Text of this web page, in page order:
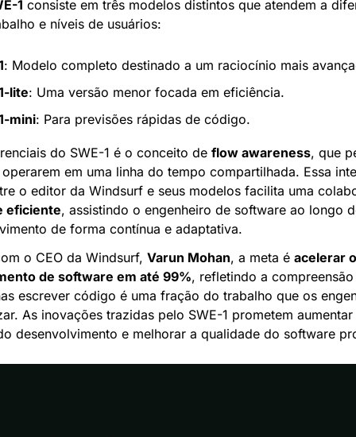
1 consiste em três modelos distintos que atendem a
e níveis de usuários:
: Modelo completo destinado a um raciocínio mais
lite: Uma versão menor focada em eficiência.
mini: Para previsões rápidas de código.
do SWE-1 é o conceito de flow awareness, que
em uma linha do tempo compartilhada. Essa
eficiente, assistindo o engenheiro de software ao longo
de forma contínua e adaptativa.
o CEO da Windsurf, Varun Mohan, a meta é acelerar o
de software em até 99%, refletindo a
escrever código é uma fração do trabalho que os
As inovações trazidas pelo SWE-1 prometem aumentar
desenvolvimento e melhorar a qualidade do software